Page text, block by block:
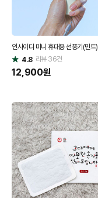
인사이디 미니 휴대용 선풍기(민트)
별
점
4.8 리뷰36건
12,900원